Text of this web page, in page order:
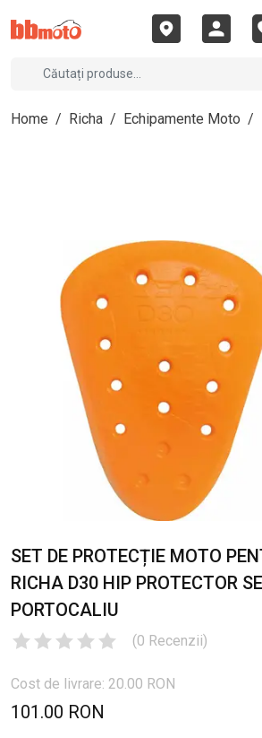
Home / Richa / Echipamente Moto /
SET DE PROTECȚIE MOTO
RICHA D30 HIP PROTECTOR
PORTOCALIU
(0 Recenzii)
Cost de livrare: 20.00 RON
101.00 RON